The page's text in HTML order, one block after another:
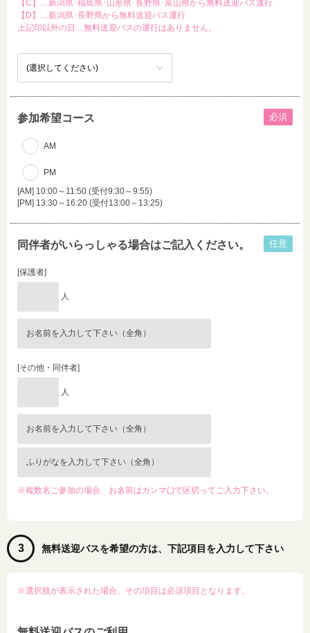
【C】…新潟県･福島県･山形県･長野県･富山県から無料送迎バス運行
【D】…新潟県･長野県から無料送迎バス運行
上記印以外の日…無料送迎バスの運行はありません。
参加希望コース 必須
AM
PM
[AM] 10:00～11:50 (受付9:30～9:55)
[PM] 13:30～16:20 (受付13:00～13:25)
同伴者がいらっしゃる場合はご記入ください。 任意
[保護者]
人
[その他・同伴者]
人
※複数名ご参加の場合、お名前はカンマ(,)で区切ってご入力下さい。
3 無料送迎バスを希望の方は、下記項目を入力して下さい
※選択肢が表示された場合、その項目は必須項目となります。